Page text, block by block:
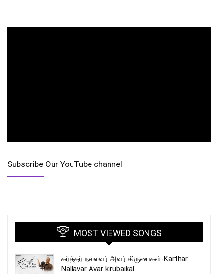
Subscribe Our YouTube channel
MOST VIEWED SONGS
கர்த்தர் நல்லவர் அவர் கிருபைகள்-Karthar
Nallavar Avar kirubaikal